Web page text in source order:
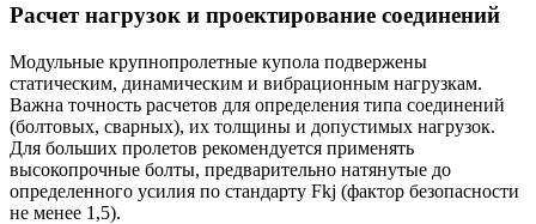
Расчет нагрузок и проектирование соединений
Модульные крупнопролетные купола подвержены
статическим, динамическим и вибрационным нагрузкам.
Важна точность расчетов для определения типа соединений
(болтовых, сварных), их толщины и допустимых нагрузок.
Для больших пролетов рекомендуется применять
высокопрочные болты, предварительно натянутые до
определенного усилия по стандарту Fkj (фактор безопасности
не менее 1,5).